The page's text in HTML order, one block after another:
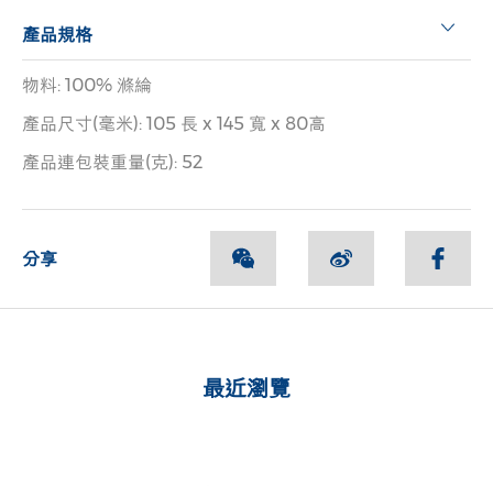
產品規格
物料: 100% 滌綸
產品尺寸(毫米): 105 長 x 145 寬 x 80高
產品連包裝重量(克): 52
分享
最近瀏覽